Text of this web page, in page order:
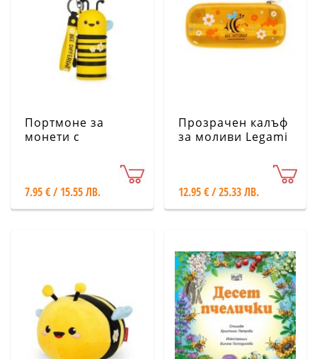
Портмоне за
монети с
7.95 € / 15.55 ЛВ.
Прозрачен калъф
за моливи Legami
12.95 € / 25.33 ЛВ.